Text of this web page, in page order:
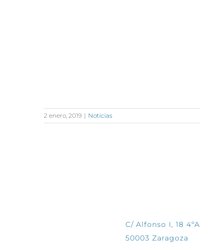
2 enero, 2019 | Noticias
C/ Alfonso I, 18 4ºA
50003 Zaragoza